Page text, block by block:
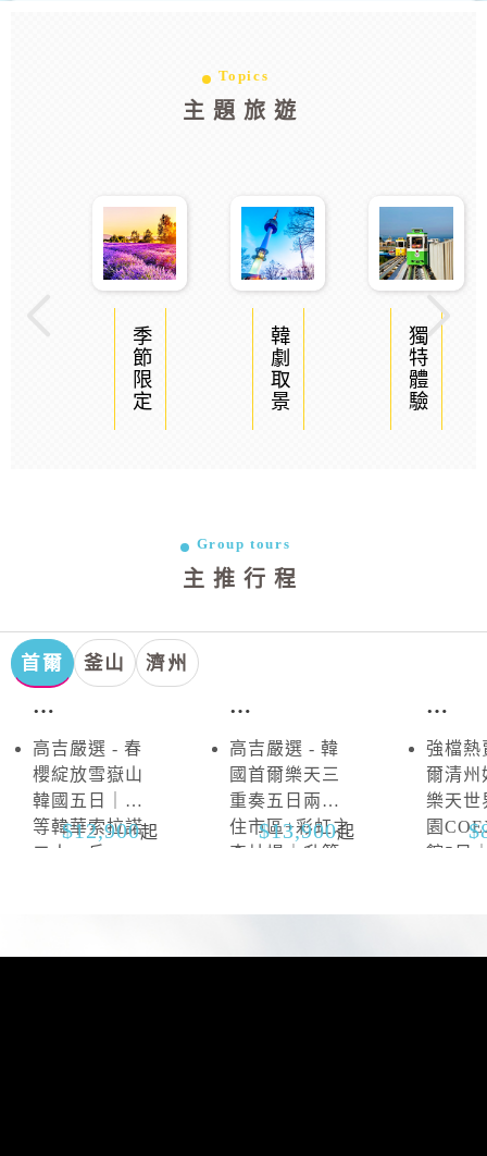
Topics
主題旅遊
季節限定 韓劇取景 獨特體驗
Group tours
主推行程
首爾 釜山 濟州
首
雪
嶽
山
高吉嚴選 - 春
櫻綻放雪嶽山
韓國五日｜升
等韓華索拉諾
二人一戶
12,900起
首
抱
川
高吉嚴選 - 韓
國首爾樂天三
重奏五日兩晚
住市區+彩虹之
森片場｜升等
13,900起
首
強檔熱
爾清州
樂天世
園
館5日